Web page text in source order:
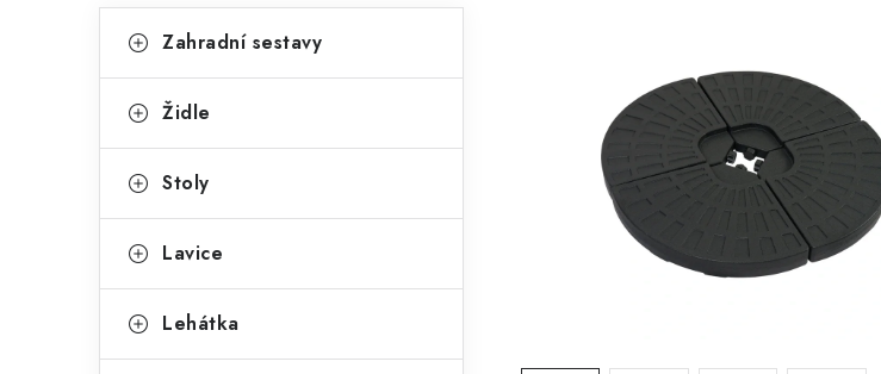
o
t
r
n
n
kategorie
a
e
o
i
Zahradní sestavy
Židle
Stoly
Lavice
Lehátka